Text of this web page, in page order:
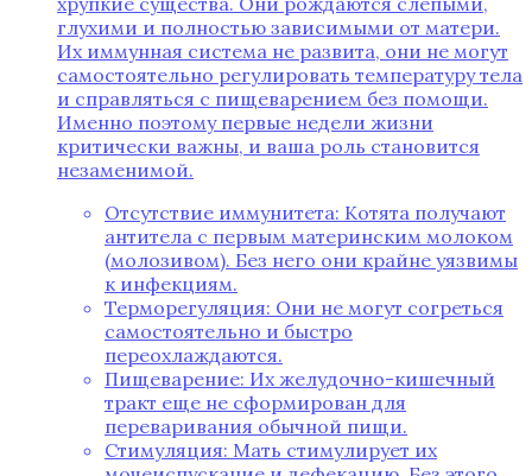
глухими и полностью зависимыми от матери.
Их иммунная система не развита, они не могут
самостоятельно регулировать температуру тела
и справляться с пищеварением без помощи.
Именно поэтому первые недели жизни
критически важны, и ваша роль становится
незаменимой.
Отсутствие иммунитета: Котята получают
антитела с первым материнским молоком
(молозивом). Без него они крайне уязвимы
к инфекциям.
Терморегуляция: Они не могут согреться
самостоятельно и быстро
переохлаждаются.
Пищеварение: Их желудочно-кишечный
тракт еще не сформирован для
переваривания обычной пищи.
Стимуляция: Мать стимулирует их